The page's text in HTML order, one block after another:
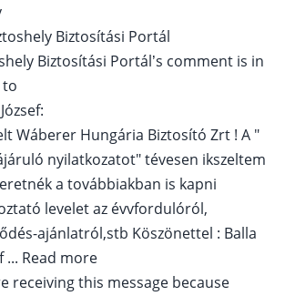
Biztosítási Portál
Biztosítási Portál’s comment is in
to
Wáberer Hungária Biztosító Zrt ! A "
nyilatkozatot" tévesen ikszeltem
a továbbiakban is kapni
levelet az évvfordulóról,
ajánlatról,stb Köszönettel : Balla
... Read more
receiving this message because